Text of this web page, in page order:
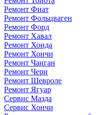
Ремонт Фиат
Ремонт Фольцваген
Ремонт Форд
Ремонт Хавал
Ремонт Хонда
Ремонт Хончи
Ремонт Чанган
Ремонт Чери
Ремонт Шевроле
Ремонт Ягуар
Сервис Мазда
Сервис Хончи